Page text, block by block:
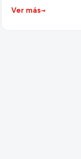
Ver más→